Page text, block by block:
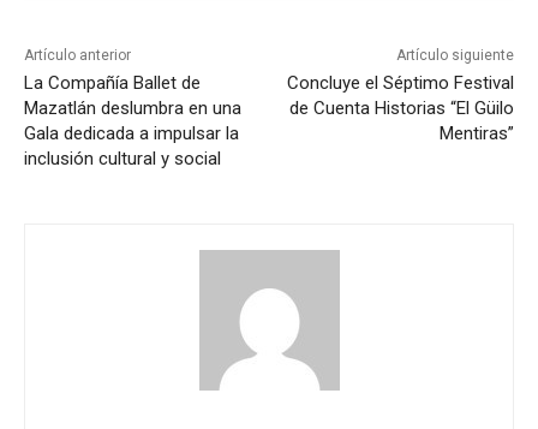
Artículo anterior
La Compañía Ballet de
Mazatlán deslumbra en una
Gala dedicada a impulsar la
inclusión cultural y social
Artículo siguiente
Concluye el Séptimo Festival
de Cuenta Historias “El Güilo
Mentiras”